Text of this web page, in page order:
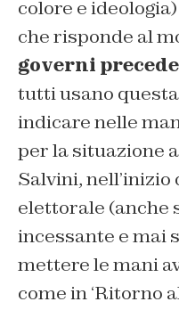
colore e
che risponde al
governi
tutti usano
indicare nelle
per la situazione
Salvini, nell’inizio
elettorale (anche
incessante e mai
mettere le mani
come in ‘Ritorno